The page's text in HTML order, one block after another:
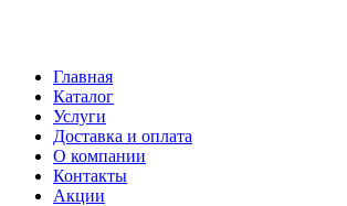
Главная
Каталог
Услуги
Доставка и оплата
О компании
Контакты
Акции